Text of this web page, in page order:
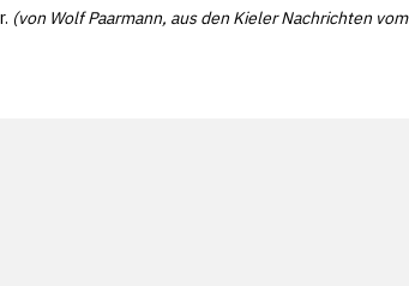
(von Wolf Paarmann, aus den Kieler Nachrichten vom